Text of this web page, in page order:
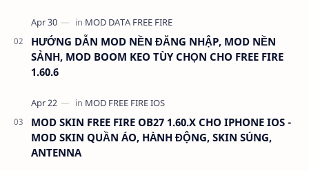
HƯỚNG DẪN MOD NỀN ĐĂNG NHẬP, MOD NỀN
SẢNH, MOD BOOM KEO TÙY CHỌN CHO FREE FIRE
1.60.6
MOD SKIN FREE FIRE OB27 1.60.X CHO IPHONE IOS -
MOD SKIN QUẦN ÁO, HÀNH ĐỘNG, SKIN SÚNG,
ANTENNA